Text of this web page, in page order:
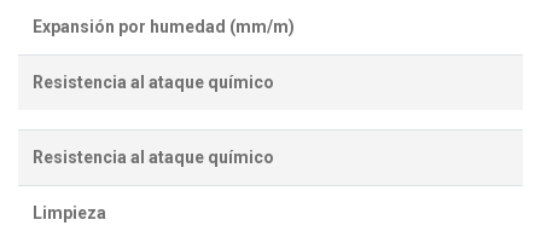
Expansión por humedad (mm/m)
Resistencia al ataque químico
Resistencia al ataque químico
Limpieza